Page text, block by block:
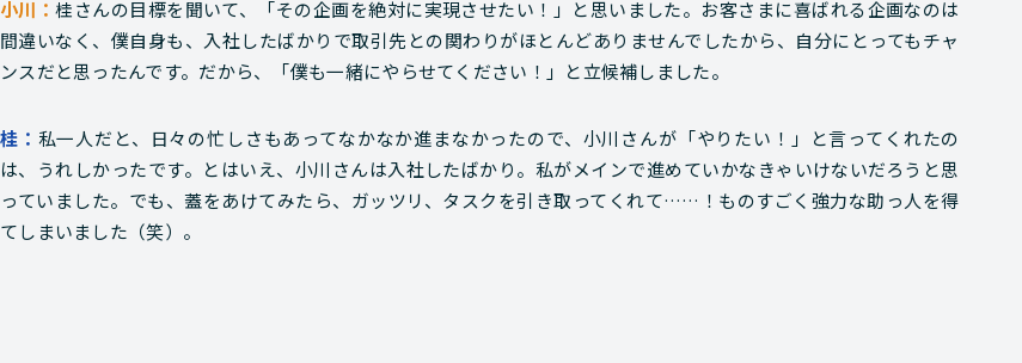
桂さんの目標を聞いて、「その企画を絶対に実現させたい！」と思いました。お客さまに喜ばれる企画なのは
間違いなく、僕自身も、入社したばかりで取引先との関わりがほとんどありませんでしたから、自分にとってもチャ
ンスだと思ったんです。だから、「僕も一緒にやらせてください！」と立候補しました。
私一人だと、日々の忙しさもあってなかなか進まなかったので、小川さんが「やりたい！」と言ってくれたの
は、うれしかったです。とはいえ、小川さんは入社したばかり。私がメインで進めていかなきゃいけないだろうと思
っていました。でも、蓋をあけてみたら、ガッツリ、タスクを引き取ってくれて……！ものすごく強力な助っ人を得
てしまいました（笑）。